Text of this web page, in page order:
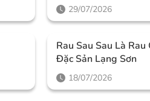
29/07/2026
Rau Sau Sau Là Rau
Đặc Sản Lạng Sơn
18/07/2026